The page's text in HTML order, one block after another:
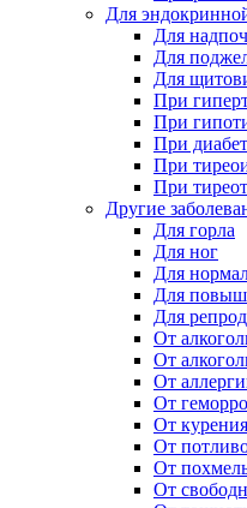
Для
Для
Для
Для
При
При
При
При
При
Другие
Для горла
Для ног
Для
Для
Для
От
От
От
От
От курения
От
От
От